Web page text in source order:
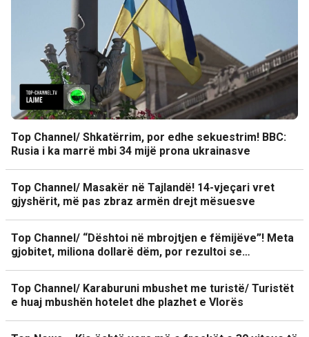
Top Channel/ Shkatërrim, por edhe sekuestrim! BBC:
Rusia i ka marrë mbi 34 mijë prona ukrainasve
Top Channel/ Masakër në Tajlandë! 14-vjeçari vret
gjyshërit, më pas zbraz armën drejt mësuesve
Top Channel/ “Dështoi në mbrojtjen e fëmijëve”! Meta
gjobitet, miliona dollarë dëm, por rezultoi se…
Top Channel/ Karaburuni mbushet me turistë/ Turistët
e huaj mbushën hotelet dhe plazhet e Vlorës